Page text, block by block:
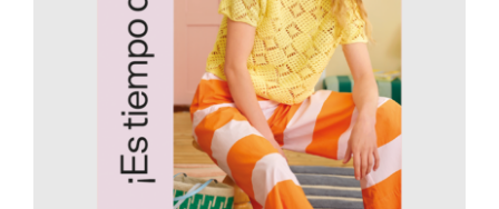
AÑADIR AL CARRITO
/
DETALLES